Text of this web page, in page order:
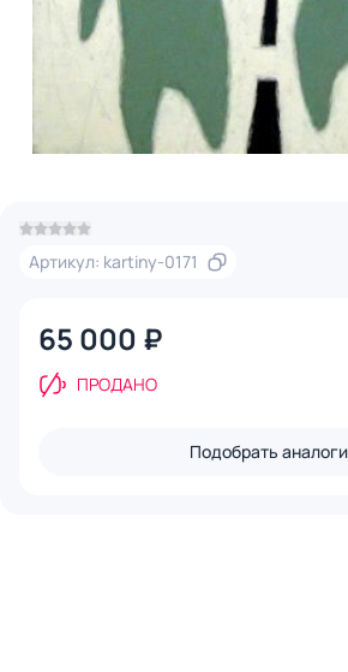
Артикул: kartiny-0171
65 000 ₽
ПРОДАНО
Подобрать аналоги